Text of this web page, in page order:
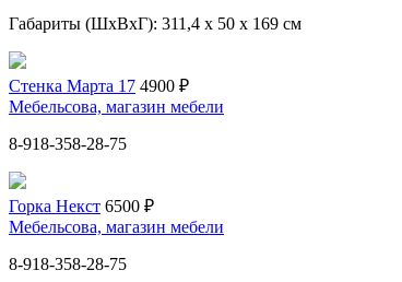
Габариты (ШхВхГ): 311,4 х 50 х 169 см
Стенка Марта 17 4900 ₽
Мебельсова, магазин мебели
8-918-358-28-75
Горка Некст 6500 ₽
Мебельсова, магазин мебели
8-918-358-28-75